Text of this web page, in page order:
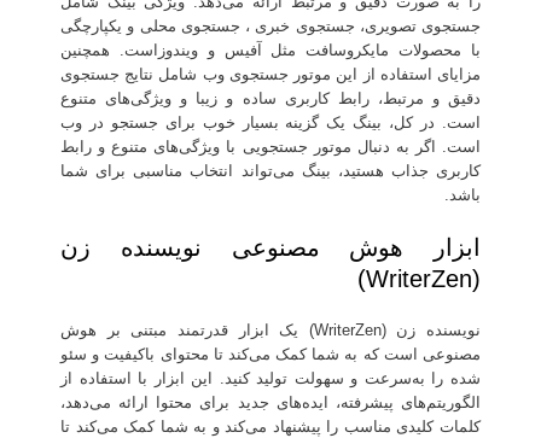
جستجوی تصویری، جستجوی خبری ، جستجوی محلی و یکپارچگی
با محصولات مایکروسافت مثل آفیس و ویندوزاست. همچنین
مزایای استفاده از این موتور جستجوی وب شامل نتایج جستجوی
دقیق و مرتبط، رابط کاربری ساده و زیبا و ویژگی‌های متنوع
است. در کل، بینگ یک گزینه بسیار خوب برای جستجو در وب
است. اگر به دنبال موتور جستجویی با ویژگی‌های متنوع و رابط
کاربری جذاب هستید، بینگ می‌تواند انتخاب مناسبی برای شما
باشد.
ابزار هوش مصنوعی نویسنده زن
(WriterZen)
نویسنده زن (WriterZen) یک ابزار قدرتمند مبتنی بر هوش
مصنوعی است که به شما کمک می‌کند تا محتوای باکیفیت و سئو
شده را به‌سرعت و سهولت تولید کنید. این ابزار با استفاده از
الگوریتم‌های پیشرفته، ایده‌های جدید برای محتوا ارائه می‌دهد،
کلمات کلیدی مناسب را پیشنهاد می‌کند و به شما کمک می‌کند تا